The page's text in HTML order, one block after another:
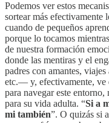
Podemos ver estos
sortear más efectivamente
cuando de pequeños
porque lo tocamos
de nuestra formación
donde las mentiras y el
padres con amantes,
etc.— y, efectivamente, ve
para navegar este
para su vida adulta. “Si a
mi también”. O quizás si